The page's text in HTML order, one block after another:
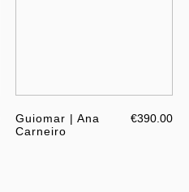
Guiomar | Ana
Carneiro
€390.00